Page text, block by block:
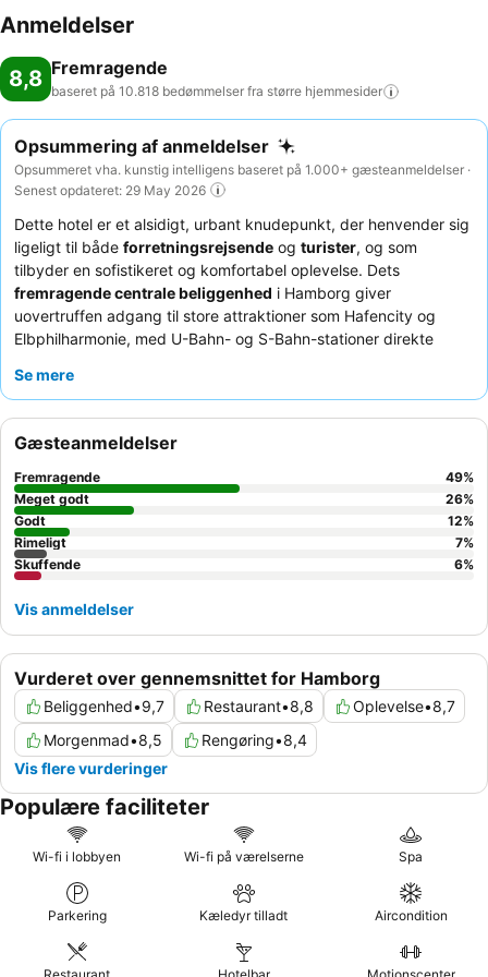
Anmeldelser
8,8 Fremragende
baseret på 10.818 bedømmelser fra større hjemmesider
Opsummering af anmeldelser
Opsummeret vha. kunstig intelligens baseret på 1.000+ gæsteanmeldelser ·
Senest opdateret: 29 May 2026
Dette hotel er et alsidigt, urbant knudepunkt, der henvender sig
ligeligt til både forretningsrejsende og turister, og som
tilbyder en sofistikeret og komfortabel oplevelse. Dets
fremragende centrale beliggenhed i Hamborg giver
uovertruffen adgang til store attraktioner som Hafencity og
Elbphilharmonie, med U-Bahn- og S-Bahn-stationer direkte
udstyret med god teknologi, ideel til produktive møder.
er et fremragende træk, der tilbyder et omfattende udvalg og
friske muligheder. For en virkelig afslappende oplevelse kan du
overveje at benytte det velansete
med saunaer og
dampbade.
Se mere
Vurderet over gennemsnittet for Hamborg
Beliggenhed•9,7 Restaurant•8,8 Oplevelse•8,7
Morgenmad•8,5 Rengøring•8,4
Vis flere vurderinger
Gæsteanmeldelser
Fremragende 49%
Meget godt
26%
Godt
12%
Rimeligt
7%
Skuffende
6%
Vis anmeldelser
Populære faciliteter
Wi-fi i lobbyen Wi-fi på værelserne Spa
Parkering Kæledyr tilladt Aircondition